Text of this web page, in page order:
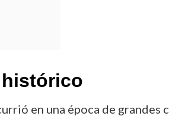
en una época de grandes